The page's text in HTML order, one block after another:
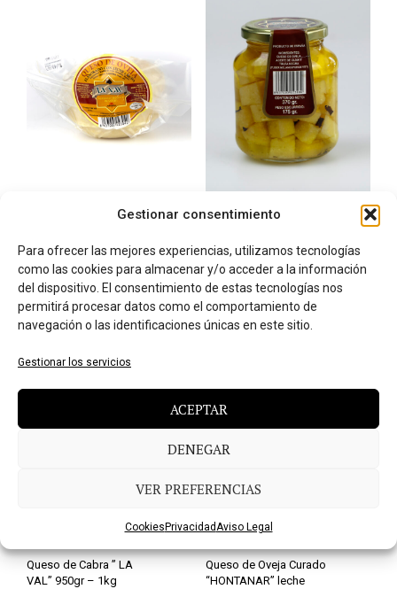
Gestionar consentimiento
Para ofrecer las mejores experiencias, utilizamos tecnologías
como las cookies para almacenar y/o acceder a la información
del dispositivo. El consentimiento de estas tecnologías nos
permitirá procesar datos como el comportamiento de
navegación o las identificaciones únicas en este sitio.
Gestionar los servicios
ACEPTAR
DENEGAR
VER PREFERENCIAS
Cookies PrivacidadAviso Legal
Queso de Oveja Curado
700gr – 750gr
18,71€ IVA incluido
AÑADIR AL CARRITO
Queso de Oveja “LA VAL”
16,50€ IVA incluido
AÑADIR AL CARRITO
Queso de Cabra ” LA
VAL” 950gr – 1kg
Queso de Oveja Curado
“HONTANAR” leche